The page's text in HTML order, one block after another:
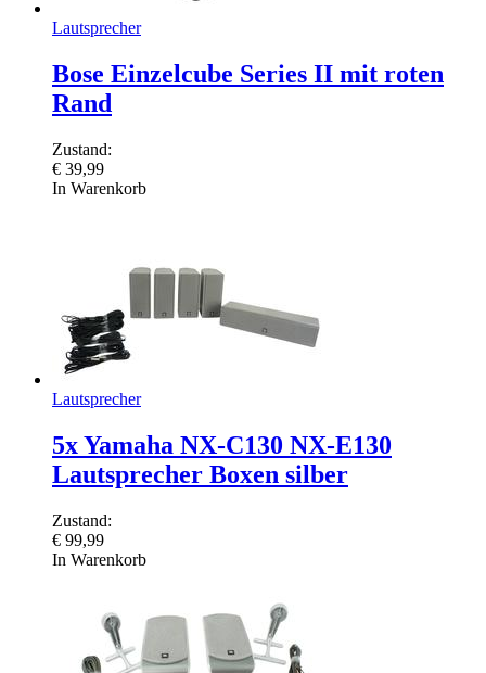
Lautsprecher
Bose Einzelcube Series II mit roten
Rand
Zustand:
€ 39,99
In Warenkorb
Lautsprecher
5x Yamaha NX-C130 NX-E130
Lautsprecher Boxen silber
Zustand:
€ 99,99
In Warenkorb